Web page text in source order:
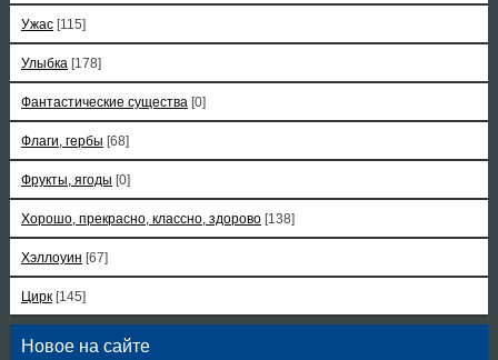
Ужас [115]
Улыбка [178]
Фантастические существа [0]
Флаги, гербы [68]
Фрукты, ягоды [0]
Хорошо, прекрасно, классно, здорово [138]
Хэллоуин [67]
Цирк [145]
Новое на сайте